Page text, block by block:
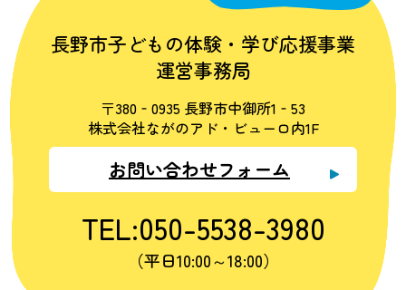
長野市子どもの体験・学び応援事業
運営事務局
〒380‐0935 長野市中御所1‐53
株式会社ながのアド・ビューロ内1F
お問い合わせフォーム
TEL:050-5538-3980
（平日10:00～18:00）